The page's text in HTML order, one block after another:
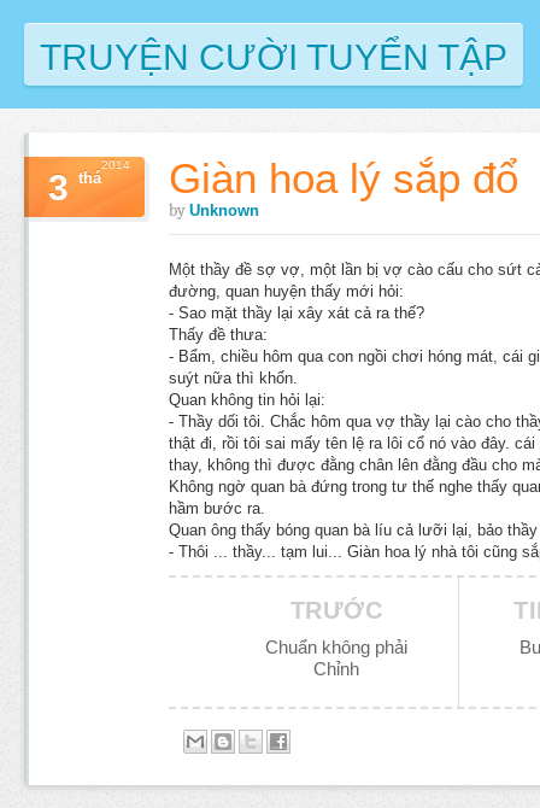
TRUYỆN CƯỜI TUYỂN TẬP
Giàn hoa lý sắp đổ
by Unknown
3 thá
2014
Một thầy đề sợ vợ, một lần bị vợ cào cấu cho sứt
đường, quan huyện thấy mới hỏi:
- Sao mặt thầy lại xây xát cả ra thế?
Thấy đề thưa:
- Bẩm, chiều hôm qua con ngồi chơi hóng mát, cái
suýt nữa thì khốn.
Quan không tin hỏi lại:
- Thầy dối tôi. Chắc hôm qua vợ thầy lại cào cho
thật đi, rồi tôi sai mấy tên lệ ra lôi cổ nó vào đây. cái
thay, không thì được đằng chân lên đằng đầu cho
Không ngờ quan bà đứng trong tư thế nghe thấy
hầm bước ra.
Quan ông thấy bóng quan bà líu cả lưỡi lại, bảo
- Thôi ... thầy... tạm lui... Giàn hoa lý nhà tôi cũng
TRƯỚC
Chuẩn không phải
Chỉnh